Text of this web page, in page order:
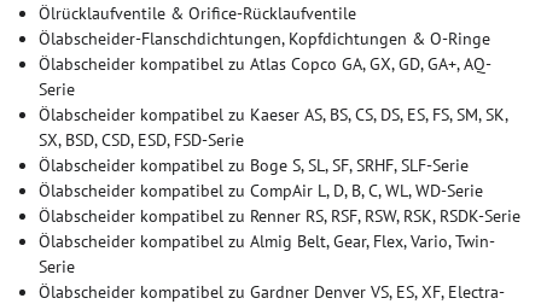
Ölrücklaufventile & Orifice-Rücklaufventile
Ölabscheider-Flanschdichtungen, Kopfdichtungen & O-Ringe
Ölabscheider kompatibel zu Atlas Copco GA, GX, GD, GA+, AQ-
Serie
Ölabscheider kompatibel zu Kaeser AS, BS, CS, DS, ES, FS, SM, SK,
SX, BSD, CSD, ESD, FSD-Serie
Ölabscheider kompatibel zu Boge S, SL, SF, SRHF, SLF-Serie
Ölabscheider kompatibel zu CompAir L, D, B, C, WL, WD-Serie
Ölabscheider kompatibel zu Renner RS, RSF, RSW, RSK, RSDK-Serie
Ölabscheider kompatibel zu Almig Belt, Gear, Flex, Vario, Twin-
Serie
Ölabscheider kompatibel zu Gardner Denver VS, ES, XF, Electra-